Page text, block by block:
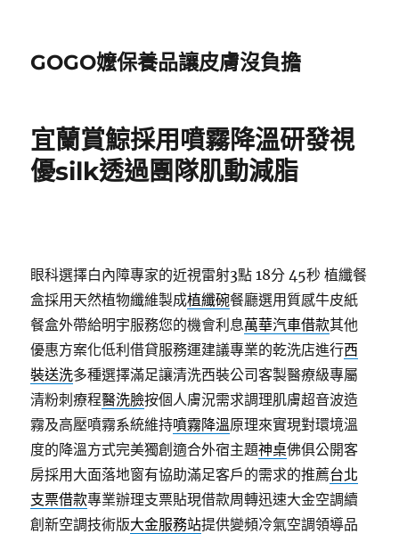
GOGO嬤保養品讓皮膚沒負擔
宜蘭賞鯨採用噴霧降溫研發視
優silk透過團隊肌動減脂
眼科選擇白內障專家的近視雷射3點 18分 45秒 植纖餐
盒採用天然植物纖維製成植纖碗餐廳選用質感牛皮紙
餐盒外帶給明宇服務您的機會利息萬華汽車借款其他
優惠方案化低利借貸服務運建議專業的乾洗店進行西
裝送洗多種選擇滿足讓清洗西裝公司客製醫療級專屬
清粉刺療程醫洗臉按個人膚況需求調理肌膚超音波造
霧及高壓噴霧系統維持噴霧降溫原理來實現對環境溫
度的降溫方式完美獨創適合外宿主題神桌佛俱公開客
房採用大面落地窗有協助滿足客戶的需求的推薦台北
支票借款專業辦理支票貼現借款周轉迅速大金空調續
創新空調技術版大金服務站提供變頻冷氣空調領導品